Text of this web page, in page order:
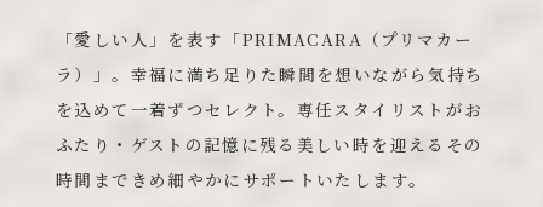
「愛しい人」を表す「PRIMACARA（プリマカー
ラ）」。幸福に満ち足りた瞬間を想いながら気持ち
を込めて一着ずつセレクト。専任スタイリストがお
ふたり・ゲストの記憶に残る美しい時を迎えるその
時間まできめ細やかにサポートいたします。